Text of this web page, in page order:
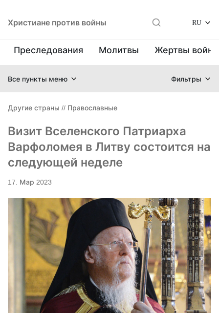
Христиане против войны RU
Преследования Молитвы Жертвы
Все пункты меню Фильтры
Другие страны // Православные
Визит Вселенского Патриарха
Варфоломея в Литву состоится на
следующей неделе
17. Мар 2023